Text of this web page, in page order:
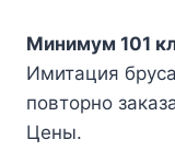
бруса
16х130х4000
хвоя
сорт
Минимум 101
Имитация
повторно
Цены.